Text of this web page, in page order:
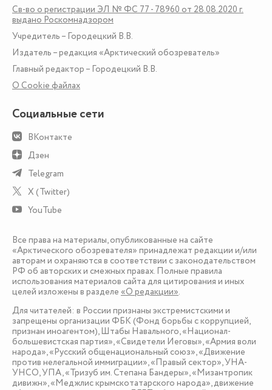
Св-во о регистрации ЭЛ № ФС 77 - 78960 от 28.08.2020 г.
выдано Роскомнадзором
Учредитель – Городецкий В.В.
Издатель – редакция «Арктический обозреватель»
Главный редактор – Городецкий В.В.
О Сookie файлах
Социальные сети
ВКонтакте
Дзен
Telegram
X (Twitter)
YouTube
Все права на материалы, опубликованные на сайте
«Арктического обозревателя» принадлежат редакции и/или
авторам и охраняются в соответствии с законодательством
РФ об авторских и смежных правах. Полные правила
использования материалов сайта для цитирования и иных
целей изложены в разделе «О редакции».
Для читателей: в России признаны экстремистскими и
запрещены организации ФБК (Фонд борьбы с коррупцией,
признан иноагентом), Штабы Навального, «Национал-
большевистская партия», «Свидетели Иеговы», «Армия воли
народа», «Русский общенациональный союз», «Движение
против нелегальной иммиграции», «Правый сектор», УНА-
УНСО, УПА, «Тризуб им. Степана Бандеры», «Мизантропик
дивижн», «Меджлис крымскотатарского народа», движение